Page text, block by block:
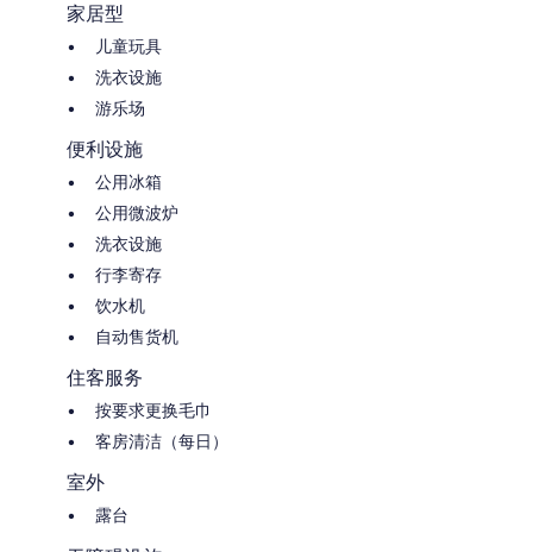
家居型
儿童玩具
洗衣设施
游乐场
便利设施
公用冰箱
公用微波炉
洗衣设施
行李寄存
饮水机
自动售货机
住客服务
按要求更换毛巾
客房清洁（每日）
室外
露台